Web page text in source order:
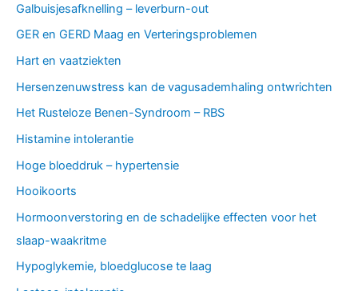
Galbuisjesafknelling – leverburn-out
GER en GERD Maag en Verteringsproblemen
Hart en vaatziekten
Hersenzenuwstress kan de vagusademhaling ontwrichten
Het Rusteloze Benen-Syndroom – RBS
Histamine intolerantie
Hoge bloeddruk – hypertensie
Hooikoorts
Hormoonverstoring en de schadelijke effecten voor het
slaap-waakritme
Hypoglykemie, bloedglucose te laag